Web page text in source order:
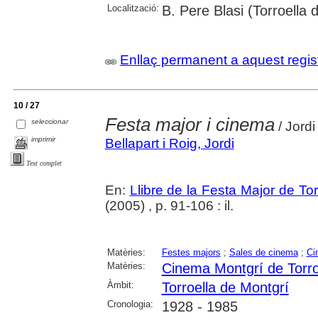
Localització: B. Pere Blasi (Torroella
Enllaç permanent a aquest
10 / 27
seleccionar
imprimir
Text complet
Festa major i cinema/ Jordi
Bellapart i Roig, Jordi
En: Llibre de la Festa Major de
(2005) , p. 91-106 : il.
Matèries: Festes majors ; Sales de cinema;
Matèries:
Cinema Montgrí de
Àmbit: Torroella de Montgrí
Cronologia: 1928 - 1985